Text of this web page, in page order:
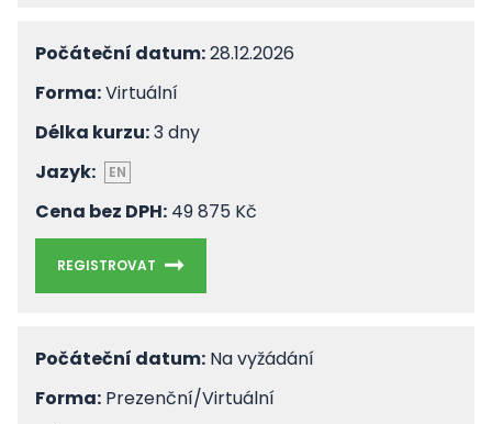
Počáteční datum:28.12.2026
Forma:Virtuální
Délka kurzu:3 dny
Jazyk:
EN
Cena bez DPH: 49 875 Kč
REGISTROVAT
Počáteční datum: Na vyžádání
Forma: Prezenční/Virtuální